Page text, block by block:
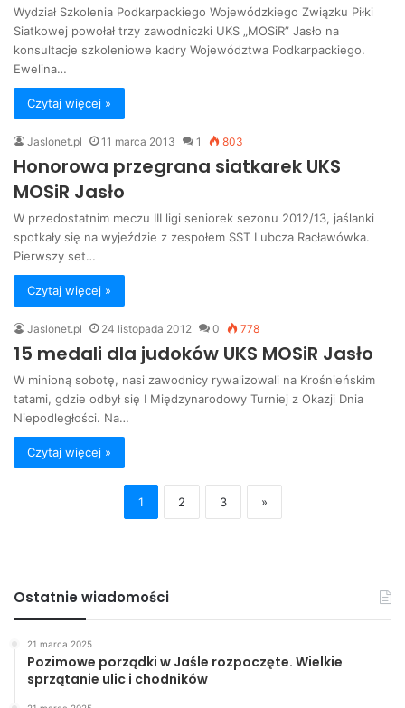
Wydział Szkolenia Podkarpackiego Wojewódzkiego Związku Piłki
Siatkowej powołał trzy zawodniczki UKS „MOSiR” Jasło na
konsultacje szkoleniowe kadry Województwa Podkarpackiego.
Ewelina…
Czytaj więcej »
Jaslonet.pl 11 marca 2013 1 803
Honorowa przegrana siatkarek UKS
MOSiR Jasło
W przedostatnim meczu III ligi seniorek sezonu 2012/13, jaślanki
spotkały się na wyjeździe z zespołem SST Lubcza Racławówka.
Pierwszy set…
Czytaj więcej »
Jaslonet.pl 24 listopada 2012 0 778
15 medali dla judoków UKS MOSiR Jasło
W minioną sobotę, nasi zawodnicy rywalizowali na Krośnieńskim
tatami, gdzie odbył się I Międzynarodowy Turniej z Okazji Dnia
Niepodległości. Na…
Czytaj więcej »
1 2 3 »
Ostatnie wiadomości
21 marca 2025
Pozimowe porządki w Jaśle rozpoczęte. Wielkie
sprzątanie ulic i chodników